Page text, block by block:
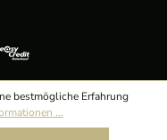
bestmögliche Erfahrung
...